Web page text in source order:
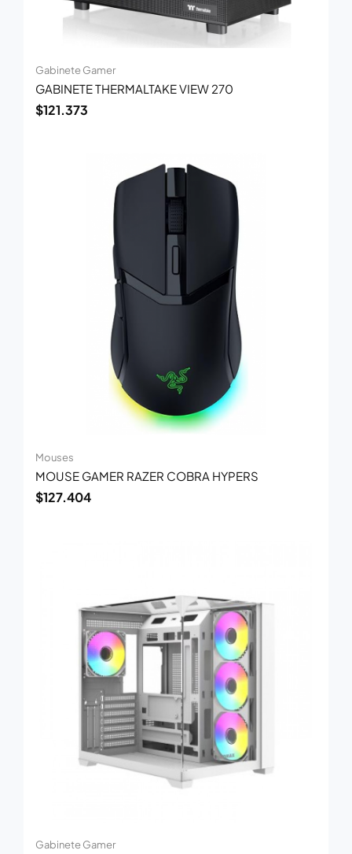
Gabinete Gamer
GABINETE THERMALTAKE VIEW 270
$121.373
Mouses
MOUSE GAMER RAZER COBRA HYPERS
$127.404
Gabinete Gamer